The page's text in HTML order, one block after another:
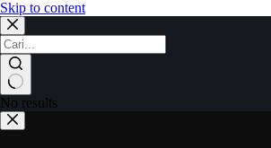
Skip to content
No results